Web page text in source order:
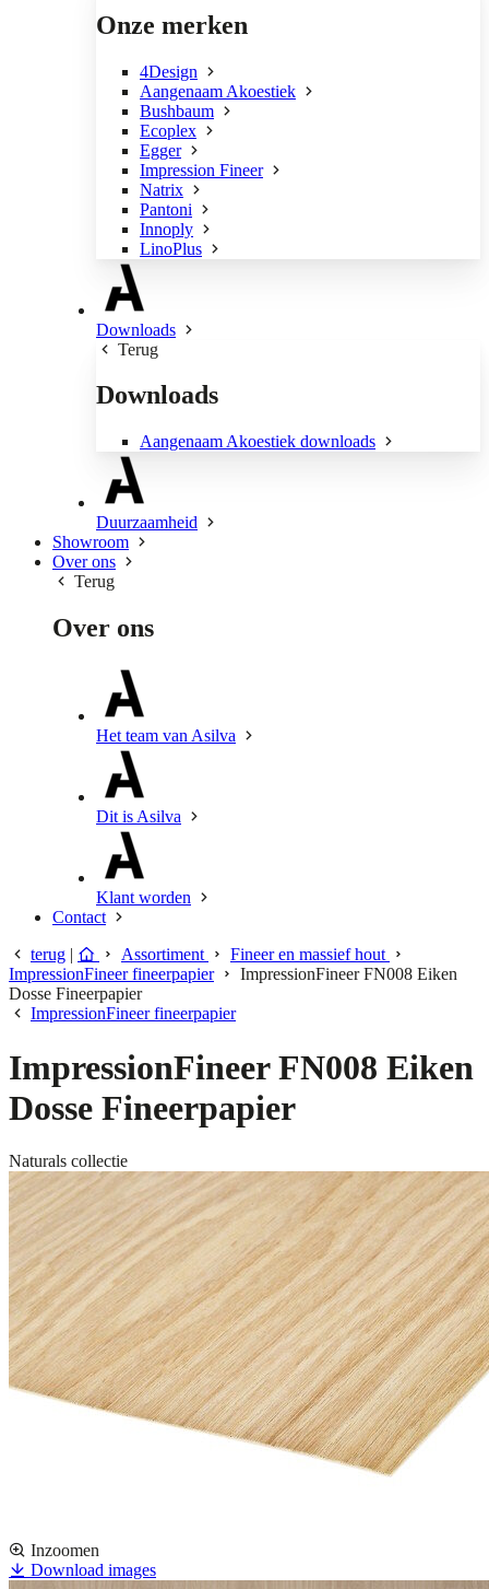
Onze merken
4Design
Aangenaam Akoestiek
Bushbaum
Ecoplex
Egger
Impression Fineer
Natrix
Pantoni
Innoply
LinoPlus
Downloads
Terug
Downloads
Aangenaam Akoestiek downloads
Duurzaamheid
Showroom
Over ons
Terug
Over ons
Het team van Asilva
Dit is Asilva
Klant worden
Contact
terug | Assortiment
Fineer en massief hout
ImpressionFineer fineerpapier
ImpressionFineer FN008 Eiken
Dosse Fineerpapier
ImpressionFineer fineerpapier
ImpressionFineer FN008 Eiken
Dosse Fineerpapier
Naturals collectie
Inzoomen
Download images